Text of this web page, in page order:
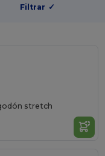
Filtrar ✓
stretch